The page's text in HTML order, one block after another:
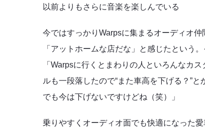
以前よりもさらに音楽を楽しんでいる
今ではすっかりWarpsに集まるオーディオ
「アットホームな店だな」と感じたという
「Warpsに行くとまわりの人といろんなカ
ルも一段落したので“また車高を下げる？”
でも今は下げないですけどね（笑）」
乗りやすくオーディオ面でも快適になった